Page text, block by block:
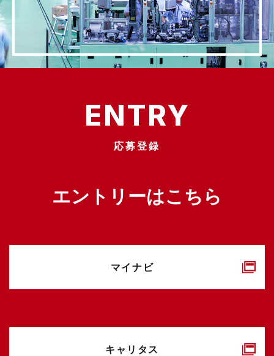
ENTRY
応募登録
エントリーはこちら
マイナビ
キャリタス